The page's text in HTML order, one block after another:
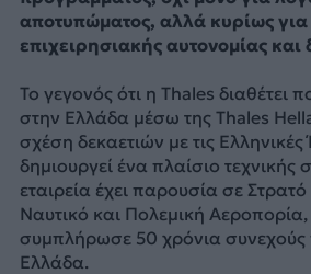
αποτυπώματος, αλλά κυρίως
επιχειρησιακής αυτονομίας και
Το γεγονός ότι η Thales διαθέτει
στην Ελλάδα μέσω της Thales
σχέση δεκαετιών με τις
δημιουργεί ένα πλαίσιο τεχνικής
εταιρεία έχει παρουσία σε
Ναυτικό και Πολεμική
συμπλήρωσε 50 χρόνια συνεχούς
Ελλάδα.